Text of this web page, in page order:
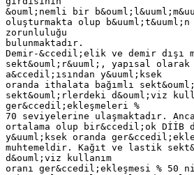
&ouml;nemli bir
oluşturmakta olup
zorunluluğu
bulunmaktadır.
Demir-&ccedil;elik ve demir dışı
sekt&ouml;r&uuml;, yapısal olarak
a&ccedil;ısından y&uuml;ksek
oranda ithalata bağımlı
sekt&ouml;rlerdeki d&ouml;viz
ger&ccedil;ekleşmeleri %
70 seviyelerine ulaşmaktadır.
ortalama olup bir&ccedil;ok DİİB
y&uuml;ksek oranda
muhtemeldir. Kağıt ve lastik
d&ouml;viz kullanım
oranı ger&ccedil;ekleşmesi % 50